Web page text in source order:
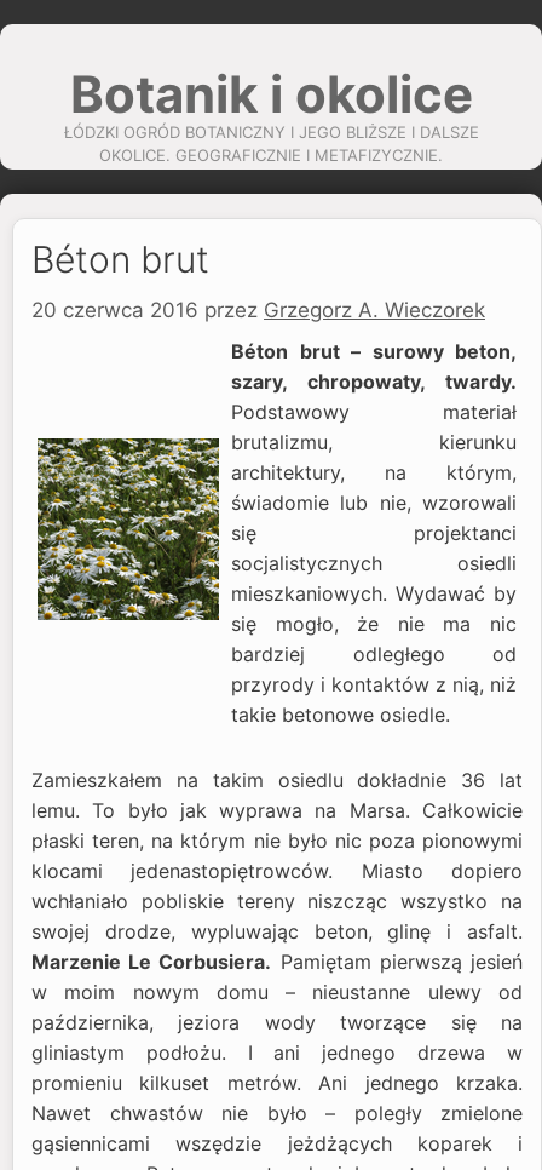
Przejdź
Botanik i okolice
ŁÓDZKI OGRÓD BOTANICZNY I JEGO BLIŻSZE I DALSZE
OKOLICE. GEOGRAFICZNIE I METAFIZYCZNIE.
Béton brut
20 czerwca 2016 przez Grzegorz A. Wieczorek
Béton brut – surowy beton,
szary, chropowaty, twardy.
Podstawowy materiał
brutalizmu, kierunku
architektury, na którym,
świadomie lub nie, wzorowali
się projektanci
socjalistycznych osiedli
mieszkaniowych. Wydawać by
się mogło, że nie ma nic
bardziej odległego od
przyrody i kontaktów z nią, niż
takie betonowe osiedle.
Zamieszkałem na takim osiedlu dokładnie 36 lat
lemu. To było jak wyprawa na Marsa. Całkowicie
płaski teren, na którym nie było nic poza pionowymi
klocami jedenastopiętrowców. Miasto dopiero
wchłaniało pobliskie tereny niszcząc wszystko na
swojej drodze, wypluwając beton, glinę i asfalt.
Marzenie Le Corbusiera. Pamiętam pierwszą jesień
w moim nowym domu – nieustanne ulewy od
października, jeziora wody tworzące się na
gliniastym podłożu. I ani jednego drzewa w
promieniu kilkuset metrów. Ani jednego krzaka.
Nawet chwastów nie było – poległy zmielone
gąsiennicami wszędzie jeżdżących koparek i